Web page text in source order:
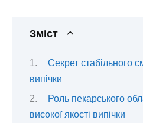
Зміст
Секрет стабільного
випічки
Роль пекарського
високої якості випічки